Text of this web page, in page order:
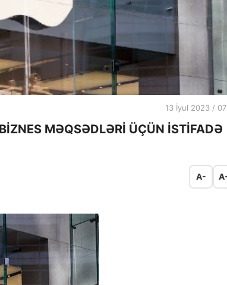
13 İyul 2023 /
MƏQSƏDLƏRİ ÜÇÜN İSTİFADƏ
A-